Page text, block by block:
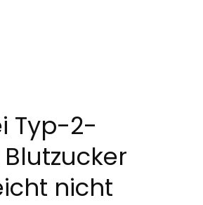
Typ-2-
nicht